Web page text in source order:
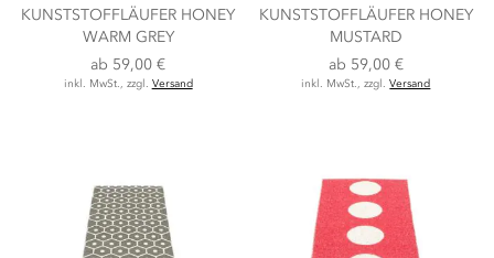
KUNSTSTOFFLÄUFER HONEY
WARM GREY
ab 59,00 €
inkl. MwSt., zzgl. Versand
KUNSTSTOFFLÄUFER HONEY
MUSTARD
ab 59,00 €
inkl. MwSt., zzgl.Versand